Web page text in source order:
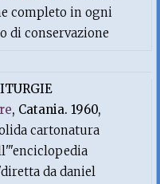
completo in ogni
di conservazione
, Catania. 1960,
cartonatura
da daniel